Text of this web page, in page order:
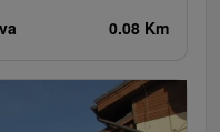
0.08 Km